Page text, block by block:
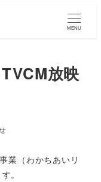
MENU
放映
業（わかちあいリ
。